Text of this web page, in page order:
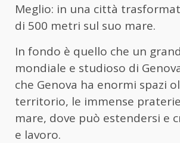
Meglio: in una città
di 500 metri sul suo mare.
In fondo è quello che un
mondiale e studioso di
che Genova ha enormi spazi
territorio, le immense
mare, dove può estendersi e
e lavoro.